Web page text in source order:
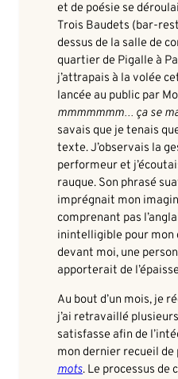
et de poésie se
Trois Baudets (bar-
dessus de la salle de
quartier de Pigalle à
j’attrapais à la volée
lancée au public par
mmmmmmm… ça se
savais que je tenais
texte. J’observais la
performeur et
rauque. Son phrasé
imprégnait mon
comprenant pas
inintelligible pour mon
devant moi, une
apporterait de
Au bout d’un mois, je
j’ai retravaillé
satisfasse afin de
mon dernier recueil de
mots. Le processus de